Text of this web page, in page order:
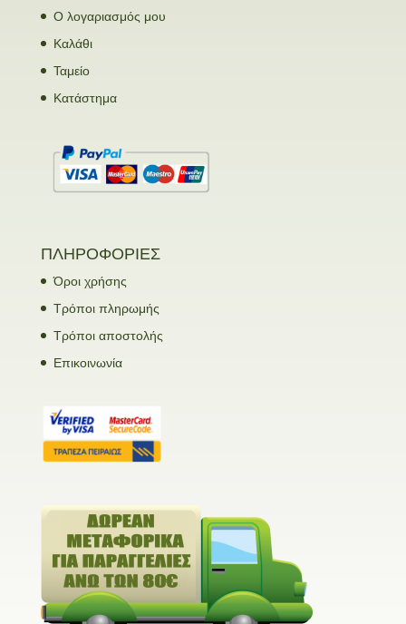
Ο λογαριασμός μου
Καλάθι
Ταμείο
Κατάστημα
ΠΛΗΡΟΦΟΡΙΕΣ
Όροι χρήσης
Τρόποι πληρωμής
Τρόποι αποστολής
Επικοινωνία